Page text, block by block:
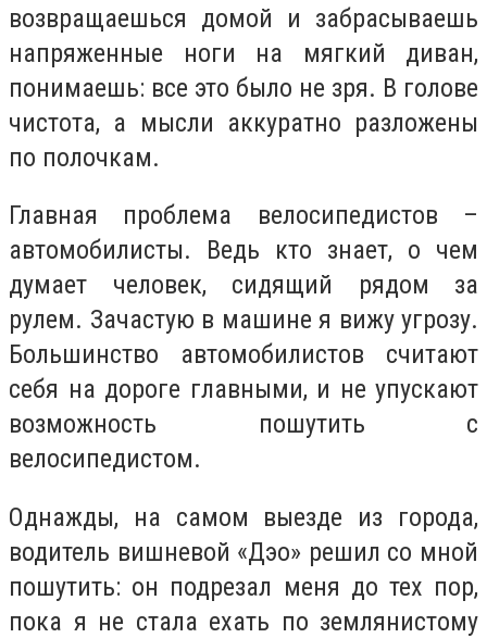
возвращаешься домой и забрасываешь
напряженные ноги на мягкий диван,
понимаешь: все это было не зря. В голове
чистота, а мысли аккуратно разложены
по полочкам.
Главная проблема велосипедистов –
автомобилисты. Ведь кто знает, о чем
думает человек, сидящий рядом за
рулем. Зачастую в машине я вижу угрозу.
Большинство автомобилистов считают
себя на дороге главными, и не упускают
возможность пошутить с
велосипедистом.
Однажды, на самом выезде из города,
водитель вишневой «Дэо» решил со мной
пошутить: он подрезал меня до тех пор,
пока я не стала ехать по землянистому